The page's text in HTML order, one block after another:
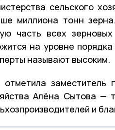
сельского
миллиона тонн
часть всех
на уровне
называют высоким.
отметила заместитель
Алёна Сытова —
и